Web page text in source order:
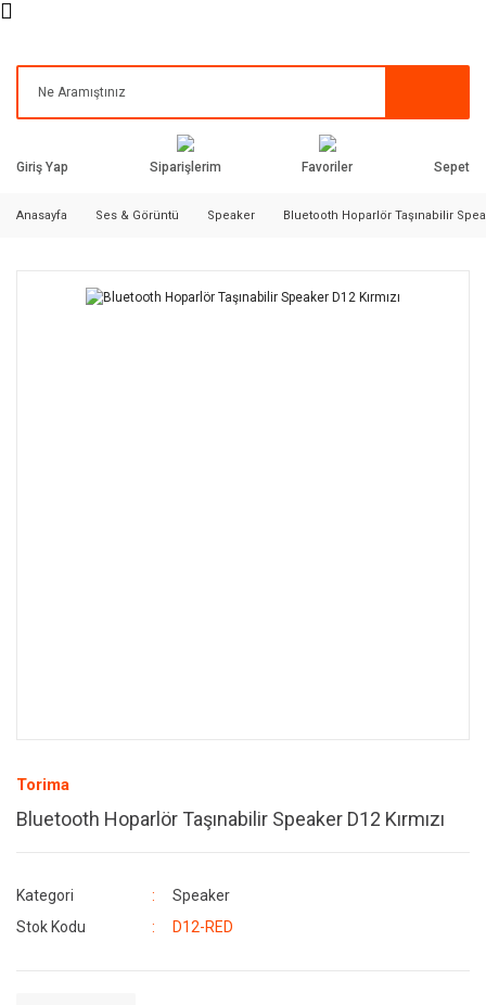
Giriş Yap Siparişlerim Favoriler Sepet
Anasayfa Ses & Görüntü Speaker Bluetooth Hoparlör Taşınabilir
Torima
Bluetooth Hoparlör Taşınabilir Speaker D12 Kırmızı
Kategori
Speaker
Stok Kodu
D12-RED